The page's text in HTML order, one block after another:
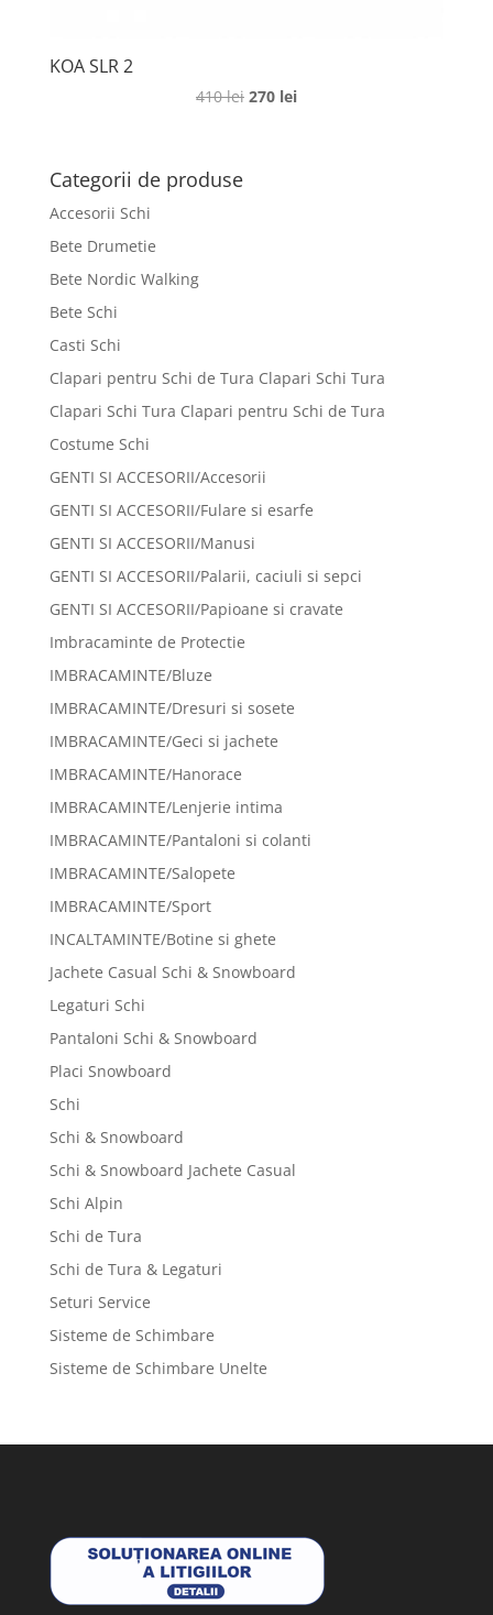
KOA SLR 2
410lei Prețul
270 leiPrețul
Categorii de produse
Accesorii Schi
Bete Drumetie
Bete Nordic Walking
Bete Schi
Casti Schi
Clapari pentru Schi de Tura Clapari Schi Tura
Clapari Schi Tura Clapari pentru Schi de Tura
Costume Schi
GENTI SI ACCESORII/Accesorii
GENTI SI ACCESORII/Fulare si esarfe
GENTI SI ACCESORII/Manusi
GENTI SI ACCESORII/Palarii, caciuli si sepci
GENTI SI ACCESORII/Papioane si cravate
Imbracaminte de Protectie
IMBRACAMINTE/Bluze
IMBRACAMINTE/Dresuri si sosete
IMBRACAMINTE/Geci si jachete
IMBRACAMINTE/Hanorace
IMBRACAMINTE/Lenjerie intima
IMBRACAMINTE/Pantaloni si colanti
IMBRACAMINTE/Salopete
IMBRACAMINTE/Sport
INCALTAMINTE/Botine si ghete
Jachete Casual Schi & Snowboard
Legaturi Schi
Pantaloni Schi & Snowboard
Placi Snowboard
Schi
Schi & Snowboard
Schi & Snowboard Jachete Casual
Schi Alpin
Schi de Tura
Schi de Tura & Legaturi
Seturi Service
Sisteme de Schimbare
Sisteme de Schimbare Unelte